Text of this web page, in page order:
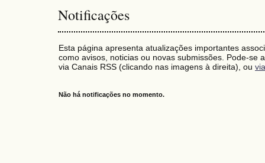
Notificações
Esta página apresenta atualizações importantes
como avisos, noticias ou novas submissões. Pode-se
via Canais RSS (clicando nas imagens à direita), ou
Não há notificações no momento.